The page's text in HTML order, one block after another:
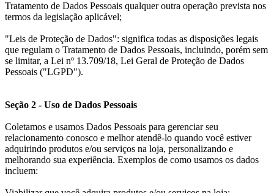
Tratamento de Dados Pessoais qualquer outra operação prevista nos
termos da legislação aplicável;
"Leis de Proteção de Dados": significa todas as disposições legais
que regulam o Tratamento de Dados Pessoais, incluindo, porém sem
se limitar, a Lei nº 13.709/18, Lei Geral de Proteção de Dados
Pessoais ("LGPD").
Seção 2 - Uso de Dados Pessoais
Coletamos e usamos Dados Pessoais para gerenciar seu
relacionamento conosco e melhor atendê-lo quando você estiver
adquirindo produtos e/ou serviços na loja, personalizando e
melhorando sua experiência. Exemplos de como usamos os dados
incluem: